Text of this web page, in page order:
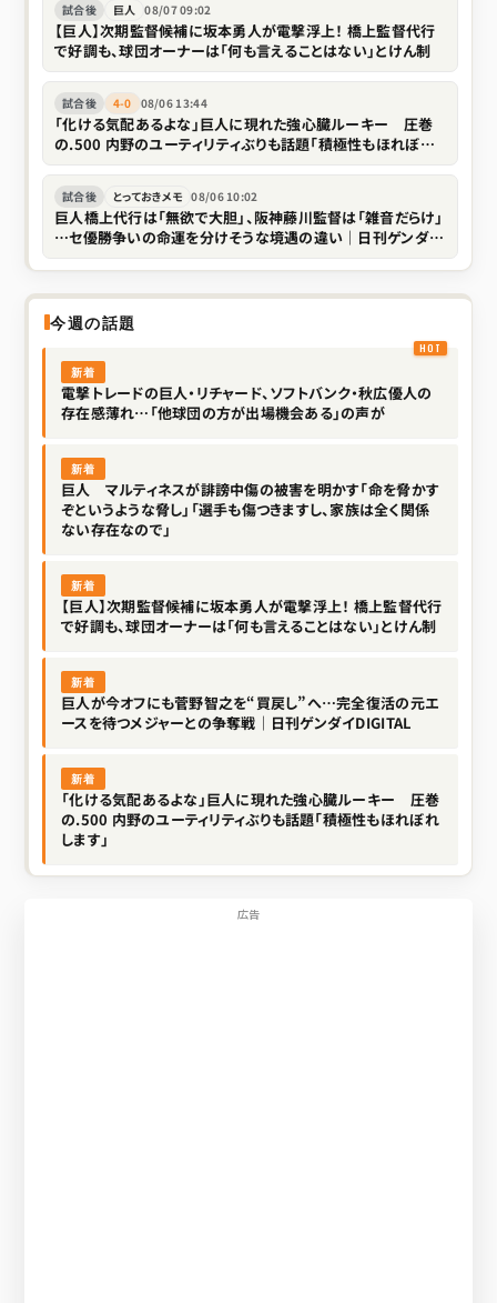
試合後 巨人 08/07 09:02
【巨人】次期監督候補に坂本勇人が電撃浮上！ 橋上監督代行
で好調も、球団オーナーは「何も言えることはない」とけん制
試合後 4-0 08/06 13:44
「化ける気配あるよな」巨人に現れた強心臓ルーキー 圧巻
の.500 内野のユーティリティぶりも話題「積極性もほれぼれ
試合後 とっておきメモ 08/06 10:02
巨人橋上代行は「無欲で大胆」、阪神藤川監督は「雑音だらけ」
…セ優勝争いの命運を分けそうな境遇の違い｜日刊ゲンダイ
今週の話題
新着
電撃トレードの巨人・リチャード、ソフトバンク・秋広優人の
存在感薄れ…「他球団の方が出場機会ある」の声が
新着
巨人 マルティネスが誹謗中傷の被害を明かす「命を脅かす
ぞというような脅し」「選手も傷つきますし、家族は全く関係
ない存在なので」
新着
【巨人】次期監督候補に坂本勇人が電撃浮上！ 橋上監督代行
で好調も、球団オーナーは「何も言えることはない」とけん制
新着
巨人が今オフにも菅野智之を“買戻し”へ…完全復活の元エ
ースを待つメジャーとの争奪戦｜日刊ゲンダイDIGITAL
新着
「化ける気配あるよな」巨人に現れた強心臓ルーキー 圧巻
の.500 内野のユーティリティぶりも話題「積極性もほれぼれ
します」
広告